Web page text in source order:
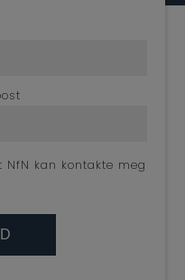
kan kontakte meg